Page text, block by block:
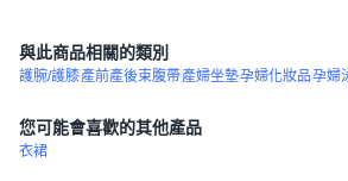
與此商品相關的類別
護腕/護膝產前產後束腹帶產婦坐墊孕婦化妝品孕婦
您可能會喜歡的其他產品
衣裙